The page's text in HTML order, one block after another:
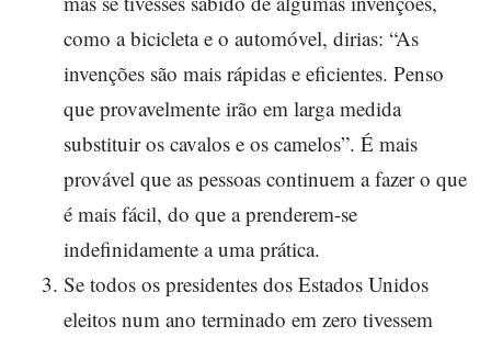
como a bicicleta e o automóvel, dirias: “As
invenções são mais rápidas e eficientes. Penso
que provavelmente irão em larga medida
substituir os cavalos e os camelos”. É mais
provável que as pessoas continuem a fazer o que
é mais fácil, do que a prenderem-se
indefinidamente a uma prática.
Se todos os presidentes dos Estados Unidos
eleitos num ano terminado em zero tivessem